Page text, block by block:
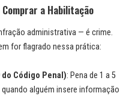
a Habilitação
administrativa — é crime.
for flagrado nessa prática:
Código Penal): Pena de 1 a 5
alguém insere informação